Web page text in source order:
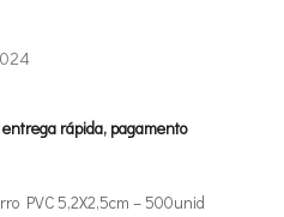
rápida, pagamento
PVC 5,2X2,5cm – 500unid